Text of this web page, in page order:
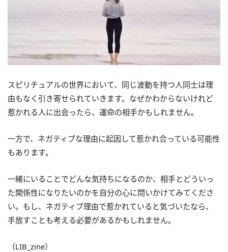
スピリチュアルの世界において、同じ波動を持つ人同士は理
由もなく引き寄せられていきます。なぜかわからないけれど
惹かれる人に出会ったら、運命の相手かもしれません。
一方で、ネガティブな理由に起因して惹かれ合っている可能性
もあります。
一緒にいることでどんな気持ちになるのか、相手とどういっ
た関係性になりたいのかを自分の心に問いかけてみてくださ
い。もし、ネガティブ理由で惹かれていると気づいたなら、
手放すことも考える必要があるかもしれません。
（LIB_zine）